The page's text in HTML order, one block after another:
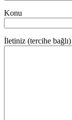
Konu
İletiniz (tercihe bağlı)